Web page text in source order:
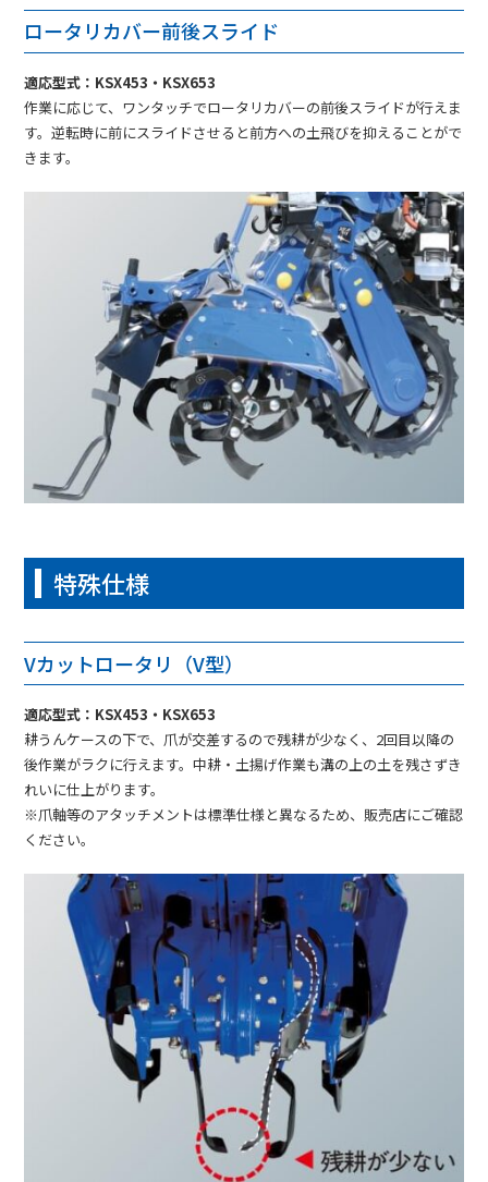
ロータリカバー前後スライド
適応型式：KSX453・KSX653
作業に応じて、ワンタッチでロータリカバーの前後スライドが行えま
す。逆転時に前にスライドさせると前方への土飛びを抑えることがで
きます。
特殊仕様
Vカットロータリ（V型）
適応型式：KSX453・KSX653
耕うんケースの下で、爪が交差するので残耕が少なく、2回目以降の
後作業がラクに行えます。中耕・土揚げ作業も溝の上の土を残さずき
れいに仕上がります。
※爪軸等のアタッチメントは標準仕様と異なるため、販売店にご確認
ください。